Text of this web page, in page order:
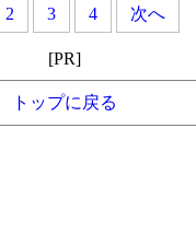
2 3 4 次へ
[PR]
トップに戻る